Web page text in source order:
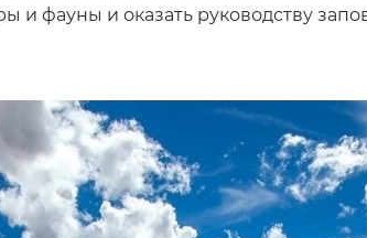
и фауны и оказать руководству